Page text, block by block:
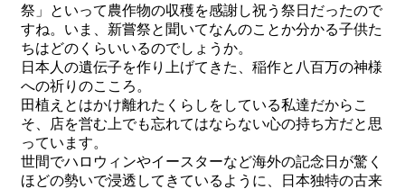
祭」といって農作物の収穫を感謝し祝う祭日だったので
すね。いま、新嘗祭と聞いてなんのことか分かる子供た
ちはどのくらいいるのでしょうか。
日本人の遺伝子を作り上げてきた、稲作と八百万の神様
への祈りのこころ。
田植えとはかけ離れたくらしをしている私達だからこ
そ、店を営む上でも忘れてはならない心の持ち方だと思
っています。
世間でハロウィンやイースターなど海外の記念日が驚く
ほどの勢いで浸透してきているように、日本独特の古来